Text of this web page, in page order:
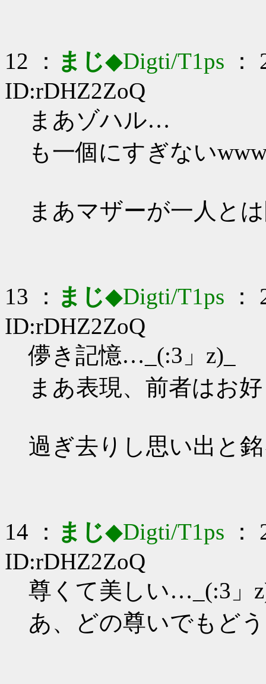
12 ： まじ◆Digti/T1ps ：
ID:rDHZ2ZoQ
まあゾハル…
も一個にすぎない
まあマザーが一人と
13 ： まじ◆Digti/T1ps ：
ID:rDHZ2ZoQ
儚き記憶…_(:3」z)_
まあ表現、前者はお
過ぎ去りし思い出と
14 ： まじ◆Digti/T1ps ：
ID:rDHZ2ZoQ
尊くて美しい…_(:3」
あ、どの尊いでもど